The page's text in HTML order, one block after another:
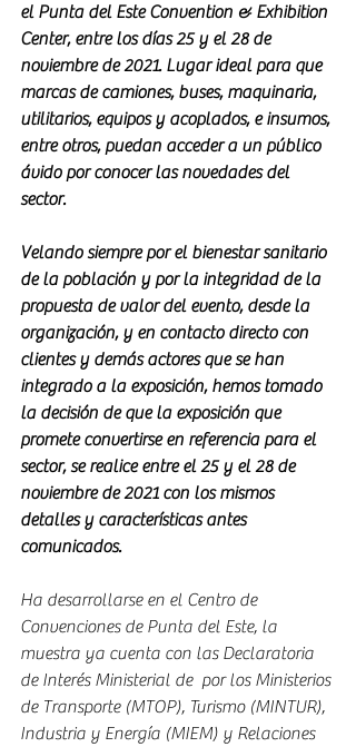
el Punta del Este Convention & Exhibition
Center, entre los días 25 y el 28 de
noviembre de 2021. Lugar ideal para que
marcas de camiones, buses, maquinaria,
utilitarios, equipos y acoplados, e insumos,
entre otros, puedan acceder a un público
ávido por conocer las novedades del
sector.
Velando siempre por el bienestar sanitario
de la población y por la integridad de la
propuesta de valor del evento, desde la
organización, y en contacto directo con
clientes y demás actores que se han
integrado a la exposición, hemos tomado
la decisión de que la exposición que
promete convertirse en referencia para el
sector, se realice entre el 25 y el 28 de
noviembre de 2021 con los mismos
detalles y características antes
comunicados.
Ha desarrollarse en el Centro de
Convenciones de Punta del Este, la
muestra ya cuenta con las Declaratoria
de Interés Ministerial de  por los Ministerios
de Transporte (MTOP), Turismo (MINTUR),
Industria y Energía (MIEM) y Relaciones